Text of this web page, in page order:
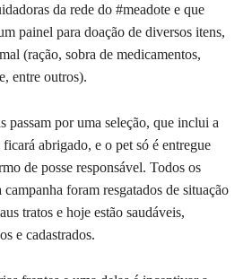
da rede do #meadote e que
painel para doação de diversos itens,
(ração, sobra de medicamentos,
entre outros).
passam por uma seleção, que inclui a
abrigado, e o pet só é entregue
de posse responsável. Todos os
foram resgatados de situação
tratos e hoje estão saudáveis,
e cadastrados.